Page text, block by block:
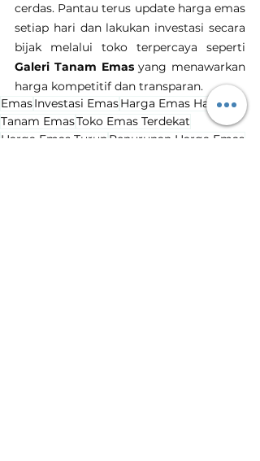
cerdas. Pantau terus update harga emas
setiap hari dan lakukan investasi secara
Galeri Tanam Emas yang menawarkan
harga kompetitif dan transparan.
EmasInvestasi EmasHarga Emas Hari Ini
Tanam EmasToko Emas Terdekat
Harga Emas Turun Penurunan Harga Emas